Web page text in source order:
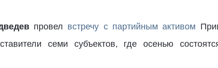
провел встречу с партийным активом
семи субъектов, где осенью